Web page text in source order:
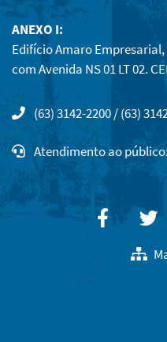
ANEXO I:
Edifício Amaro
com Avenida NS 01 LT 02.
(63) 3142-2200 / (63)
Atendimento ao